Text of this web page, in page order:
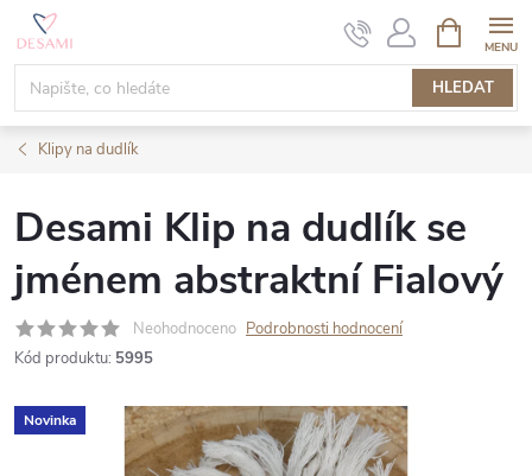
Přejít
obsah
HLEDAT
NÁKUPNÍ
KOŠÍK
Klipy na dudlík
Desami Klip na dudlík se
jménem abstraktní Fialový
Neohodnoceno Podrobnosti hodnocení
Kód produktu: 5995
Novinka